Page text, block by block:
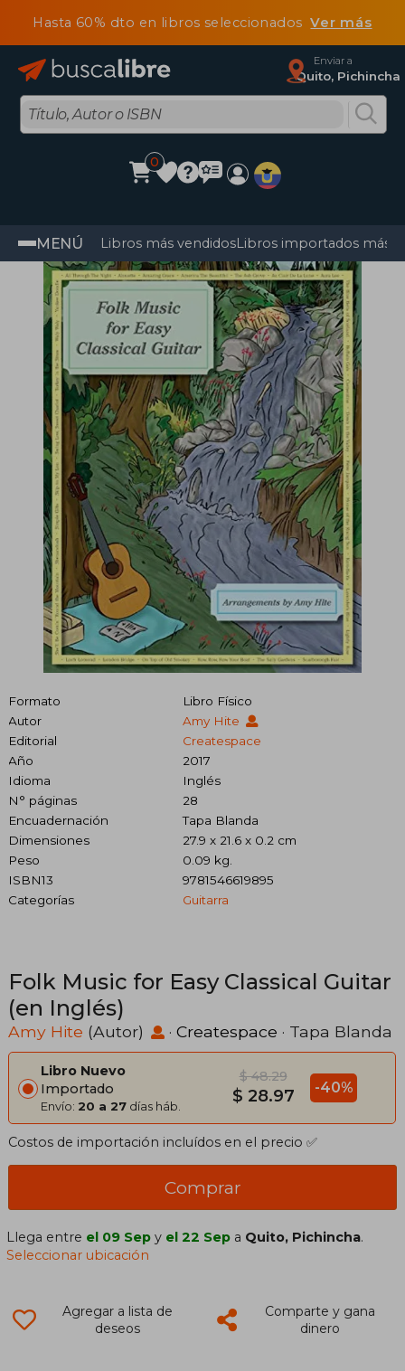
Hasta 60% dto en libros seleccionadosVer más
Enviar a
Quito, Pichincha
0
MENÚ Libros más vendidosLibros importados más
Formato
Libro Físico
Autor
Amy Hite
Editorial
Createspace
Año
2017
Idioma
Inglés
N° páginas
28
Encuadernación
Tapa Blanda
Dimensiones
27.9 x 21.6 x 0.2 cm
Peso
0.09 kg.
ISBN13
9781546619895
Categorías
Guitarra
Folk Music for Easy Classical Guitar
(en Inglés)
Amy Hite (Autor) · Createspace · Tapa Blanda
Libro Nuevo
Importado
Envío: 20 a 27 días háb.
$ 48.29
$ 28.97 -40%
Costos de importación incluídos en el precio ✅
Comprar
Llega entre el 09 Sep y el 22 Sep a Quito, Pichincha.
Seleccionar ubicación
Agregar a lista de
deseos
Comparte y gana
dinero